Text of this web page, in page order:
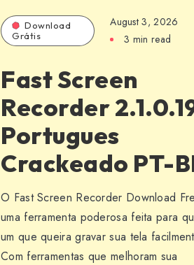
Download
Grátis
August 3, 2026
3 min read
Fast Screen
Recorder
Portugues
Crackeado PT-
O Fast Screen Recorder Download
uma ferramenta poderosa feita para
um que queira gravar sua tela
Com ferramentas que melhoram sua